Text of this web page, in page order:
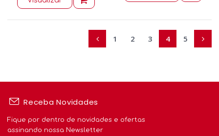
1 2 3 4 5
Receba Novidades
Fique por dentro de novidades e ofertas
assinando nossa Newsletter